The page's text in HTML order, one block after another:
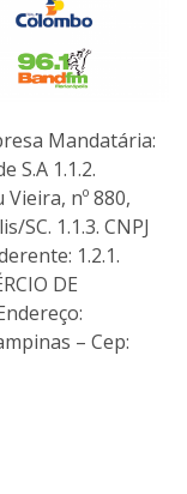
Mandatária:
S.A 1.1.2.
nº 880,
SC. 1.1.3. CNPJ
1.2.1.
DE
– Cep: